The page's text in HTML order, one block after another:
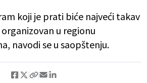
koji je prati biće najveći takav
u regionu
navodi se u saopštenju.